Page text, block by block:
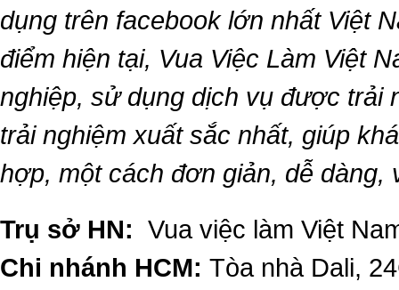
dụng trên facebook lớn nhất Việt
điểm hiện tại, Vua Việc Làm Việt
nghiệp, sử dụng dịch vụ được trải
trải nghiệm xuất sắc nhất, giúp
hợp, một cách đơn giản, dễ dàng,
Trụ sở HN: Vua việc làm Việt
Chi nhánh HCM: Tòa nhà Dali,